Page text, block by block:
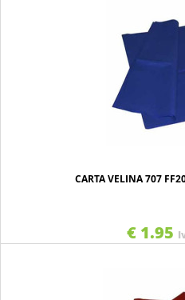
CARTA VELINA 707
€ 1.95